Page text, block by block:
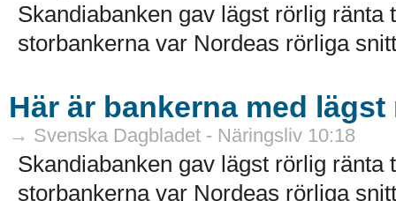
Skandiabanken gav lägst rörlig
storbankerna var Nordeas rörliga
Här är bankerna med
→ Svenska Dagbladet - Näringsliv 10:18
Skandiabanken gav lägst rörlig
storbankerna var Nordeas rörliga